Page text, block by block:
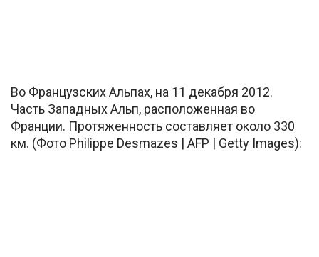
Во Французских Альпах, на 11 декабря 2012.
Часть Западных Альп, расположенная во
Франции. Протяженность составляет около 330
км. (Фото Philippe Desmazes | AFP | Getty Images):